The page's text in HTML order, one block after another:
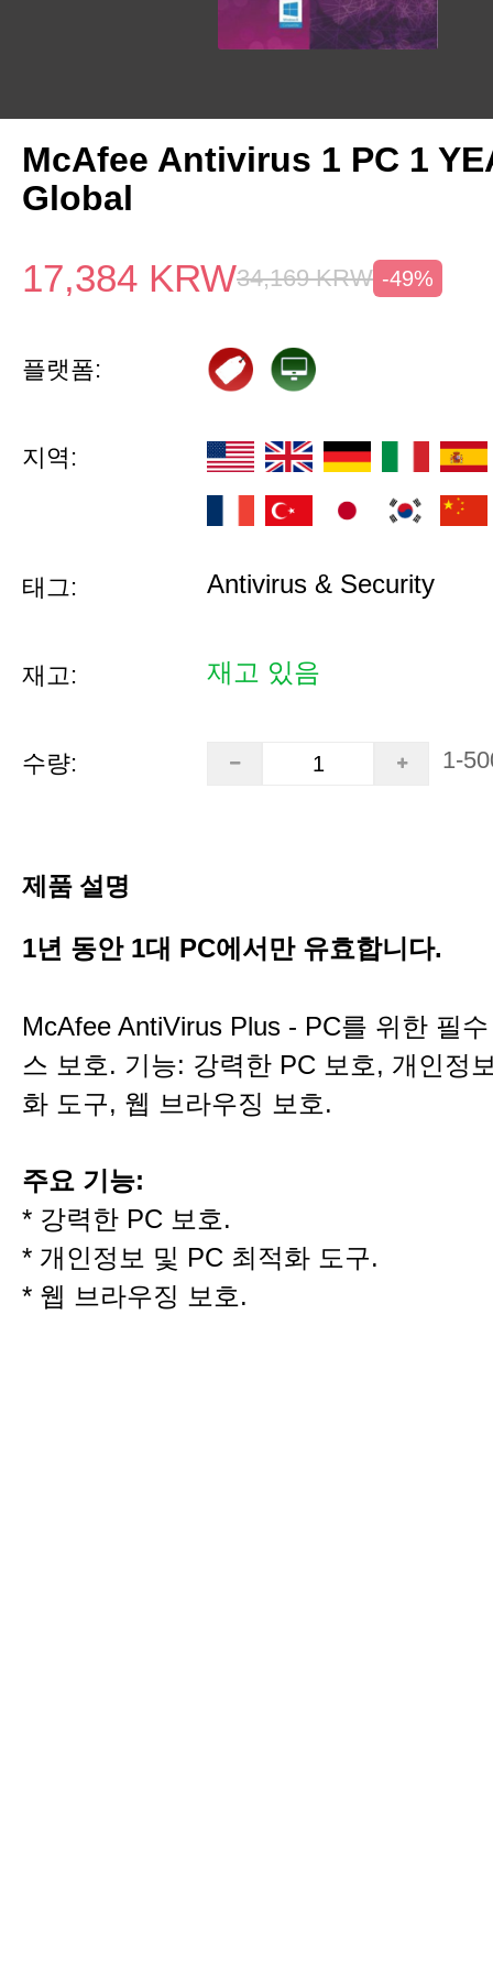
McAfee Antivirus 1 PC 1
Global
17,384 KRW34,169 KRW -49%
플랫폼:
지역:
태그: Antivirus & Security
재고: 재고 있음
수량: 1-
제품 설명
1년 동안 1대 PC에서만 유효합니다.
McAfee AntiVirus Plus - PC를 위한 필
스 보호. 기능: 강력한 PC 보호, 개인정
화 도구, 웹 브라우징 보호.
주요 기능:
* 강력한 PC 보호.
* 개인정보 및 PC 최적화 도구.
* 웹 브라우징 보호.